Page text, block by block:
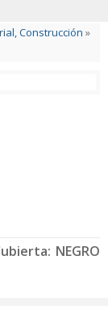
Construcción »
NEGRO